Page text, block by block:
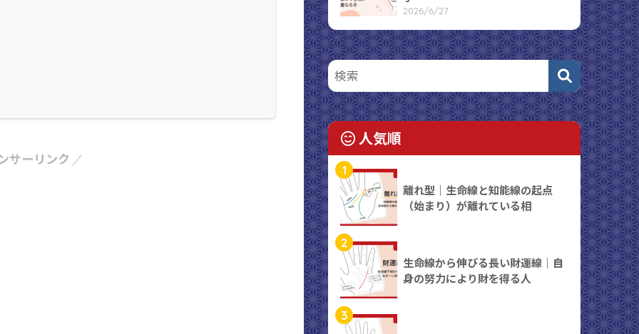
サーリンク
2026/6/27
人気順
1
離れ型｜生命線と知能線の起点
（始まり）が離れている相
2
生命線から伸びる長い財運線｜自
身の努力により財を得る人
3